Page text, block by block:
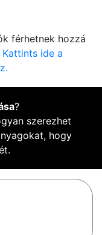
férhetnek hozzá
Kattints ide a
?
szerezhet
hogy